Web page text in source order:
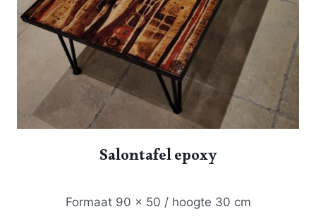
Salontafel epoxy
Formaat 90 x 50 / hoogte 30 cm